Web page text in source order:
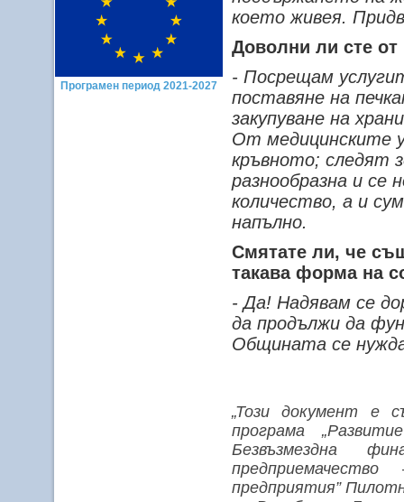
Програмен период 2021-2027
което живея.
Доволни ли сте от
- Посрещам
поставяне на
закупуване на
От медицинските
кръвното; следят
разнообразна и се
количество, а и
напълно.
Смятате ли, че
такава форма на
- Да! Надявам се
да продължи да
Общината се
„Този документ е
програма
Безвъзмездна
предприятия”